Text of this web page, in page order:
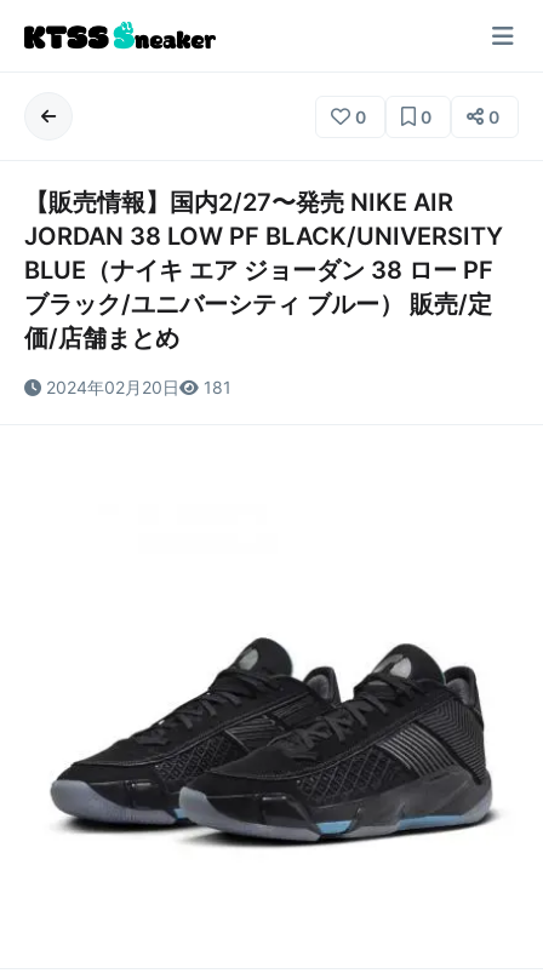
0 0 0
【販売情報】国内2/27〜発売 NIKE AIR
JORDAN 38 LOW PF BLACK/UNIVERSITY
BLUE（ナイキ エア ジョーダン 38 ロー PF
ブラック/ユニバーシティ ブルー） 販売/定
価/店舗まとめ
2024年02月20日 181